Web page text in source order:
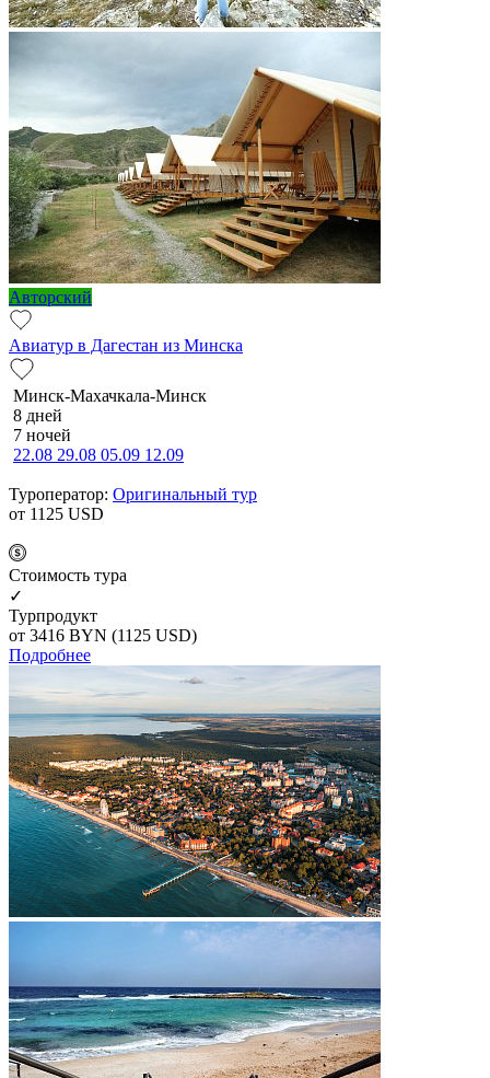
Авторский
Авиатур в Дагестан из Минска
Минск-Махачкала-Минск
8 дней
7 ночей
22.08 29.08 05.09 12.09
Туроператор: Оригинальный тур
от 1125 USD
Cтоимость тура
✓
Турпродукт
от 3416 BYN (1125 USD)
Подробнее